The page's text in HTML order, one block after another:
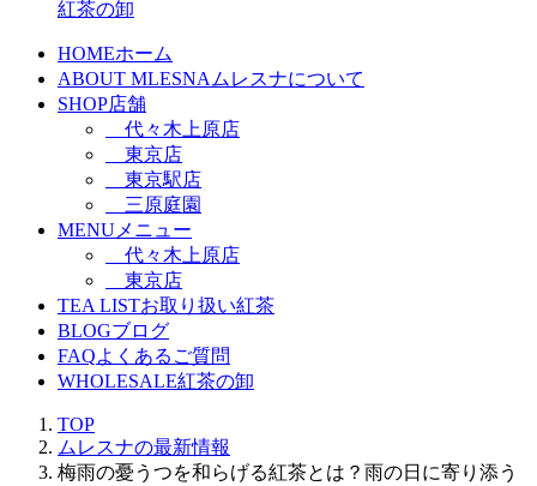
紅茶の卸
HOMEホーム
ABOUT MLESNAムレスナについて
SHOP店舗
代々木上原店
東京店
東京駅店
三原庭園
MENUメニュー
代々木上原店
東京店
TEA LISTお取り扱い紅茶
BLOGブログ
FAQよくあるご質問
WHOLESALE紅茶の卸
TOP
ムレスナの最新情報
梅雨の憂うつを和らげる紅茶とは？雨の日に寄り添う